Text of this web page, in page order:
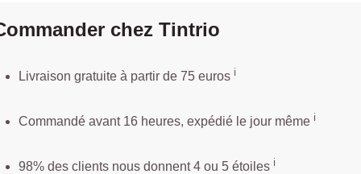
chez Tintrio
Livraison gratuite à partir de 75 euros ℹ️️
Commandé avant 16 heures, expédié le jour même ℹ️
98% des clients nous donnent 4 ou 5 étoiles ℹ️